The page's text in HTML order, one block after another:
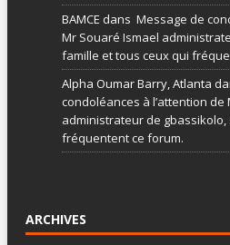
BAMCE dans Message de
Mr Souaré Ismael
famille et tous ceux qui
Alpha Oumar Barry, Atlanta
condoléances à l’attention de
administrateur de
fréquentent ce forum.
ARCHIVES